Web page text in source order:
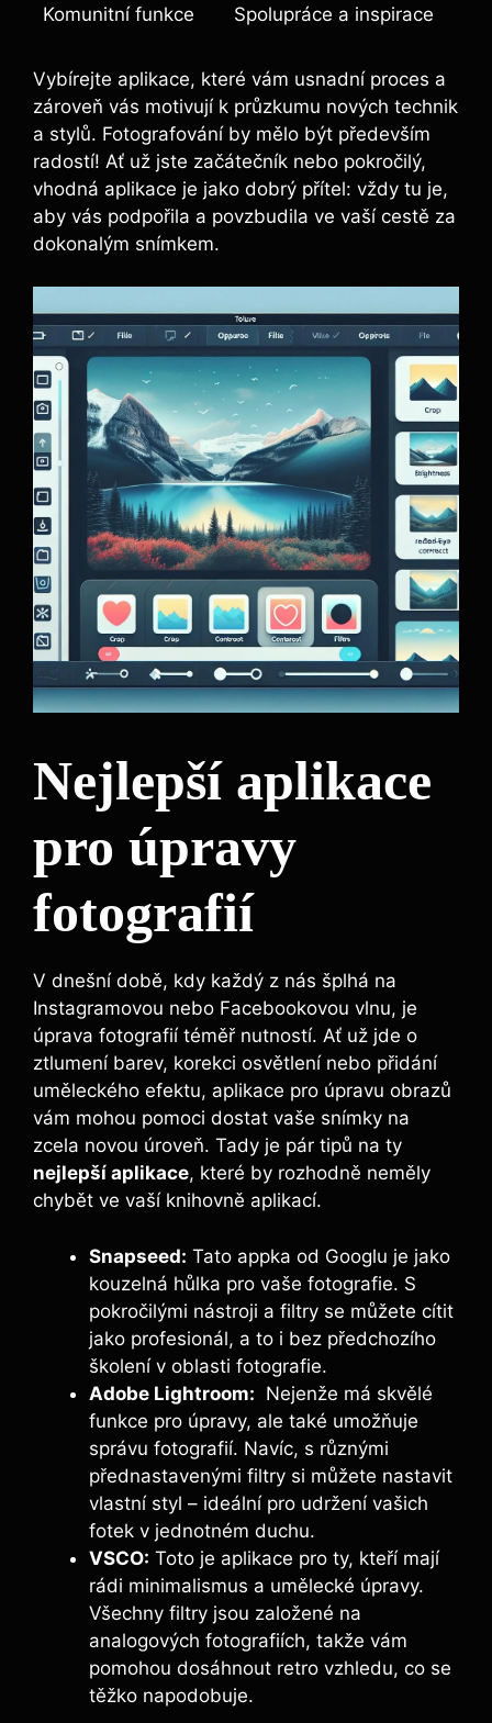
Komunitní funkce Spolupráce a inspirace
Vybírejte ‌aplikace,⁤ které vám ‍usnadní​ proces a
zároveň vás​ motivují k průzkumu nových technik
a stylů. Fotografování by mělo být ‌především
radostí! Ať už ⁣jste začátečník nebo pokročilý,
vhodná aplikace je jako dobrý přítel: vždy tu je,
aby vás podpořila a povzbudila ‌ve ⁤vaší cestě za​
dokonalým snímkem.
Nejlepší aplikace
‌pro úpravy
fotografií
V dnešní době, kdy každý z nás šplhá‌ na⁣
Instagramovou nebo Facebookovou vlnu, je⁤
úprava ‌fotografií ‌téměř nutností. Ať ​už jde o
⁤ztlumení barev, korekci osvětlení nebo přidání
uměleckého efektu, aplikace pro ⁢úpravu ⁤obrazů⁢
vám ‍mohou‌ pomoci ⁣dostat vaše snímky na⁣
zcela novou úroveň. Tady je pár tipů⁣ na ty
nejlepší aplikace, které by ‌rozhodně neměly
chybět ve vaší knihovně aplikací.
Snapseed: Tato‍ appka​ od Googlu je jako
kouzelná hůlka pro vaše fotografie. S
pokročilými nástroji a‍ filtry se ⁢můžete‍ cítit
jako ‌profesionál, a to i bez předchozího
školení v oblasti fotografie.
Adobe Lightroom: ⁣ Nejenže ​má skvělé
funkce‌ pro úpravy, ale také ​umožňuje
správu fotografií. Navíc, ‌s ⁣různými
přednastavenými⁣ filtry si můžete nastavit
vlastní styl – ideální pro ‌udržení vašich
fotek v jednotném​ duchu.
VSCO: Toto je aplikace pro ty, kteří mají⁢
rádi minimalismus​ a⁣ umělecké úpravy. ​
Všechny filtry jsou založené na
analogových fotografiích, takže⁢ vám
pomohou dosáhnout retro vzhledu, co se⁣
těžko ⁣napodobuje.